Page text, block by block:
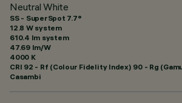
Neutral White
SS - SuperSpot 7.7°
12.8 W system
610.4 lm system
47.69 lm/W
4000 K
CRI 92 - Rf (Colour Fidelity Index) 90 - Rg
Casambi